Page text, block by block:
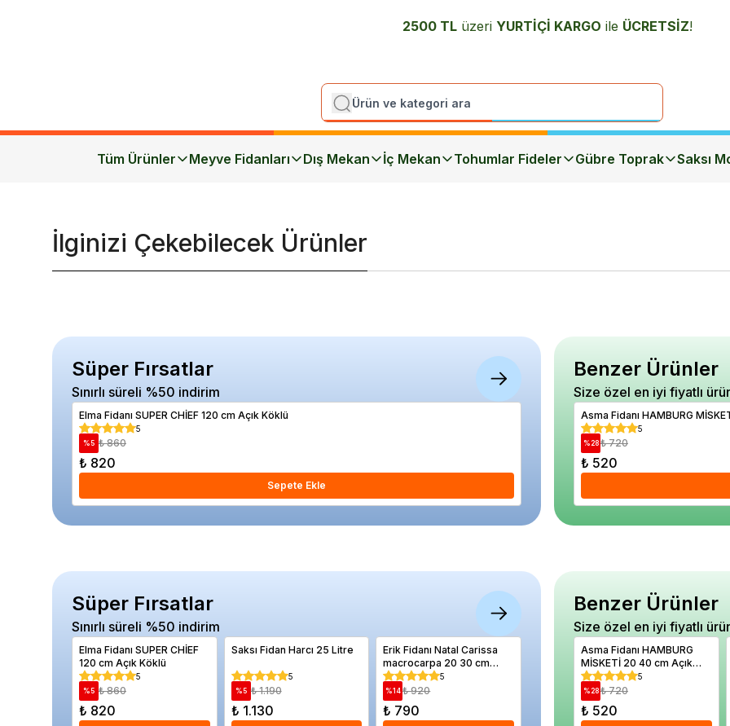
2500 TL üzeri YURTİÇİ KARGO ile ÜCRETSİZ!
Tüm Ürünler Meyve Fidanları Dış Mekan İç Mekan Tohumlar Fideler Gübre Toprak Saksı
İlginizi Çekebilecek Ürünler
Süper Fırsatlar
Sınırlı süreli %50 indirim
Elma Fidanı SUPER CHİEF 120 cm Açık Köklü
5
% 5 ₺ 860
₺ 820
Sepete Ekle
Saksı Fidan Harcı 25 Litre
5
Benzer Ürünler
Size özel en iyi fiyatlı
Asma Fidanı HAMBURG
5
%28 ₺ 720
₺ 520
Süper Fırsatlar
Sınırlı süreli %50 indirim
Elma Fidanı SUPER CHİEF
120 cm Açık Köklü
5
% 5 ₺ 860
₺ 820
Saksı Fidan Harcı 25 Litre
5
% 5 ₺ 1.190
₺ 1.130
Erik Fidanı Natal Carissa
macrocarpa 20 30 cm
Küçük Yaş Saksıda
5
%14 ₺ 920
₺ 790
Akçaağaç Kırmızı Yapraklı
Crimson King 80 cm
5
₺ 3.220
₺ 2.030
Safir
Benzer Ürünler
Size özel en iyi fiyatlı
Asma Fidanı HAMBURG
MİSKETİ 20 40 cm Açık
Köklü
5
%28 ₺ 720
₺ 520